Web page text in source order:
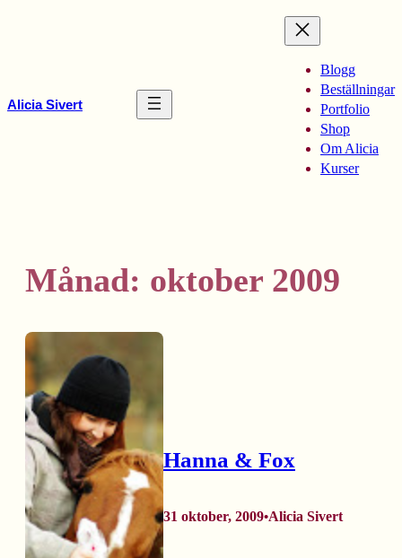
Alicia Sivert
Blogg
Beställningar
Portfolio
Shop
Om Alicia
Kurser
Månad: oktober 2009
Hanna & Fox
31 oktober, 2009•Alicia Sivert